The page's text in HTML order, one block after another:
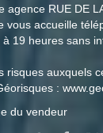
agence RUE DE
vous accueille
19 heures sans
risques auxquels
:
du vendeur